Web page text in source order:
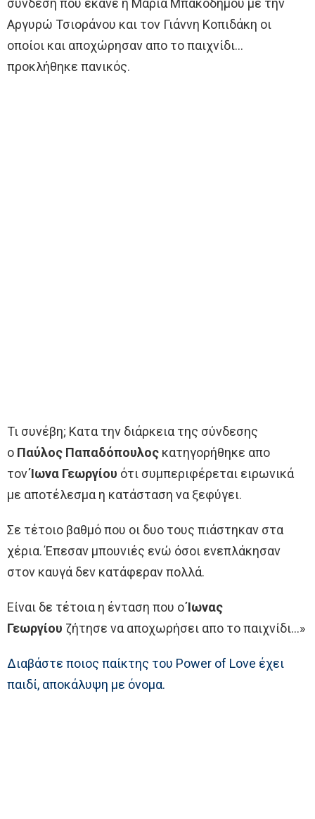
σύνδεση που έκανε η Μαρία Μπακοδήμου με την
Αργυρώ Τσιοράνου και τον Γιάννη Κοπιδάκη οι
οποίοι και αποχώρησαν απο το παιχνίδι…
προκλήθηκε πανικός.
Τι συνέβη; Κατα την διάρκεια της σύνδεσης
ο Παύλος Παπαδόπουλος κατηγορήθηκε απο
τονΊωνα Γεωργίου ότι συμπεριφέρεται ειρωνικά
με αποτέλεσμα η κατάσταση να ξεφύγει.
Σε τέτοιο βαθμό που οι δυο τους πιάστηκαν στα
χέρια. Έπεσαν μπουνιές ενώ όσοι ενεπλάκησαν
στον καυγά δεν κατάφεραν πολλά.
Είναι δε τέτοια η ένταση που οΊωνας
Γεωργίου ζήτησε να αποχωρήσει απο το παιχνίδι…»
Διαβάστε ποιος παίκτης του Power of Love έχει
παιδί, αποκάλυψη με όνομα.